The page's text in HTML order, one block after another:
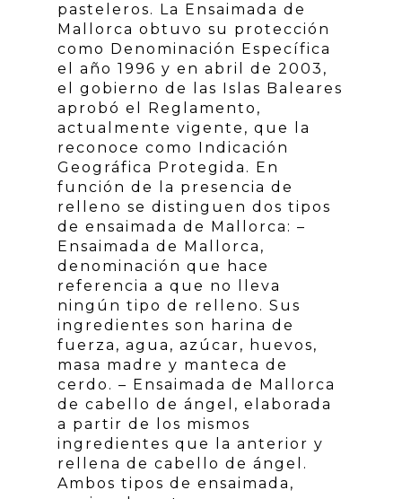
pasteleros. La Ensaimada de
Mallorca obtuvo su protección
como Denominación Específica
el año 1996 y en abril de 2003,
el gobierno de las Islas Baleares
aprobó el Reglamento,
actualmente vigente, que la
reconoce como Indicación
Geográfica Protegida. En
función de la presencia de
relleno se distinguen dos tipos
de ensaimada de Mallorca: –
Ensaimada de Mallorca,
denominación que hace
referencia a que no lleva
ningún tipo de relleno. Sus
ingredientes son harina de
fuerza, agua, azúcar, huevos,
masa madre y manteca de
cerdo. – Ensaimada de Mallorca
de cabello de ángel, elaborada
a partir de los mismos
ingredientes que la anterior y
rellena de cabello de ángel.
Ambos tipos de ensaimada,